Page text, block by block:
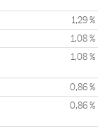
1,29 %
1,08 %
1,08 %
0,86 %
0,86 %